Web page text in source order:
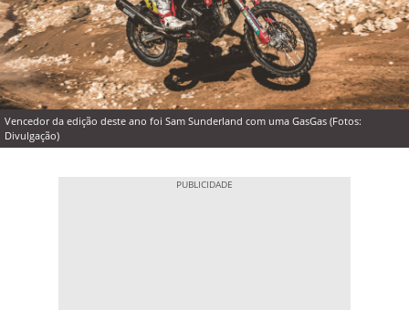
Vencedor da edição deste ano foi Sam Sunderland com uma GasGas (Fotos:
Divulgação)